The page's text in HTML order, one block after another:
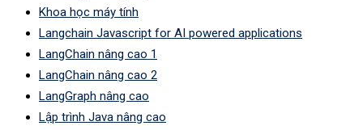
Khoa học máy tính
Langchain Javascript for AI powered applications
LangChain nâng cao 1
LangChain nâng cao 2
LangGraph nâng cao
Lập trình Java nâng cao